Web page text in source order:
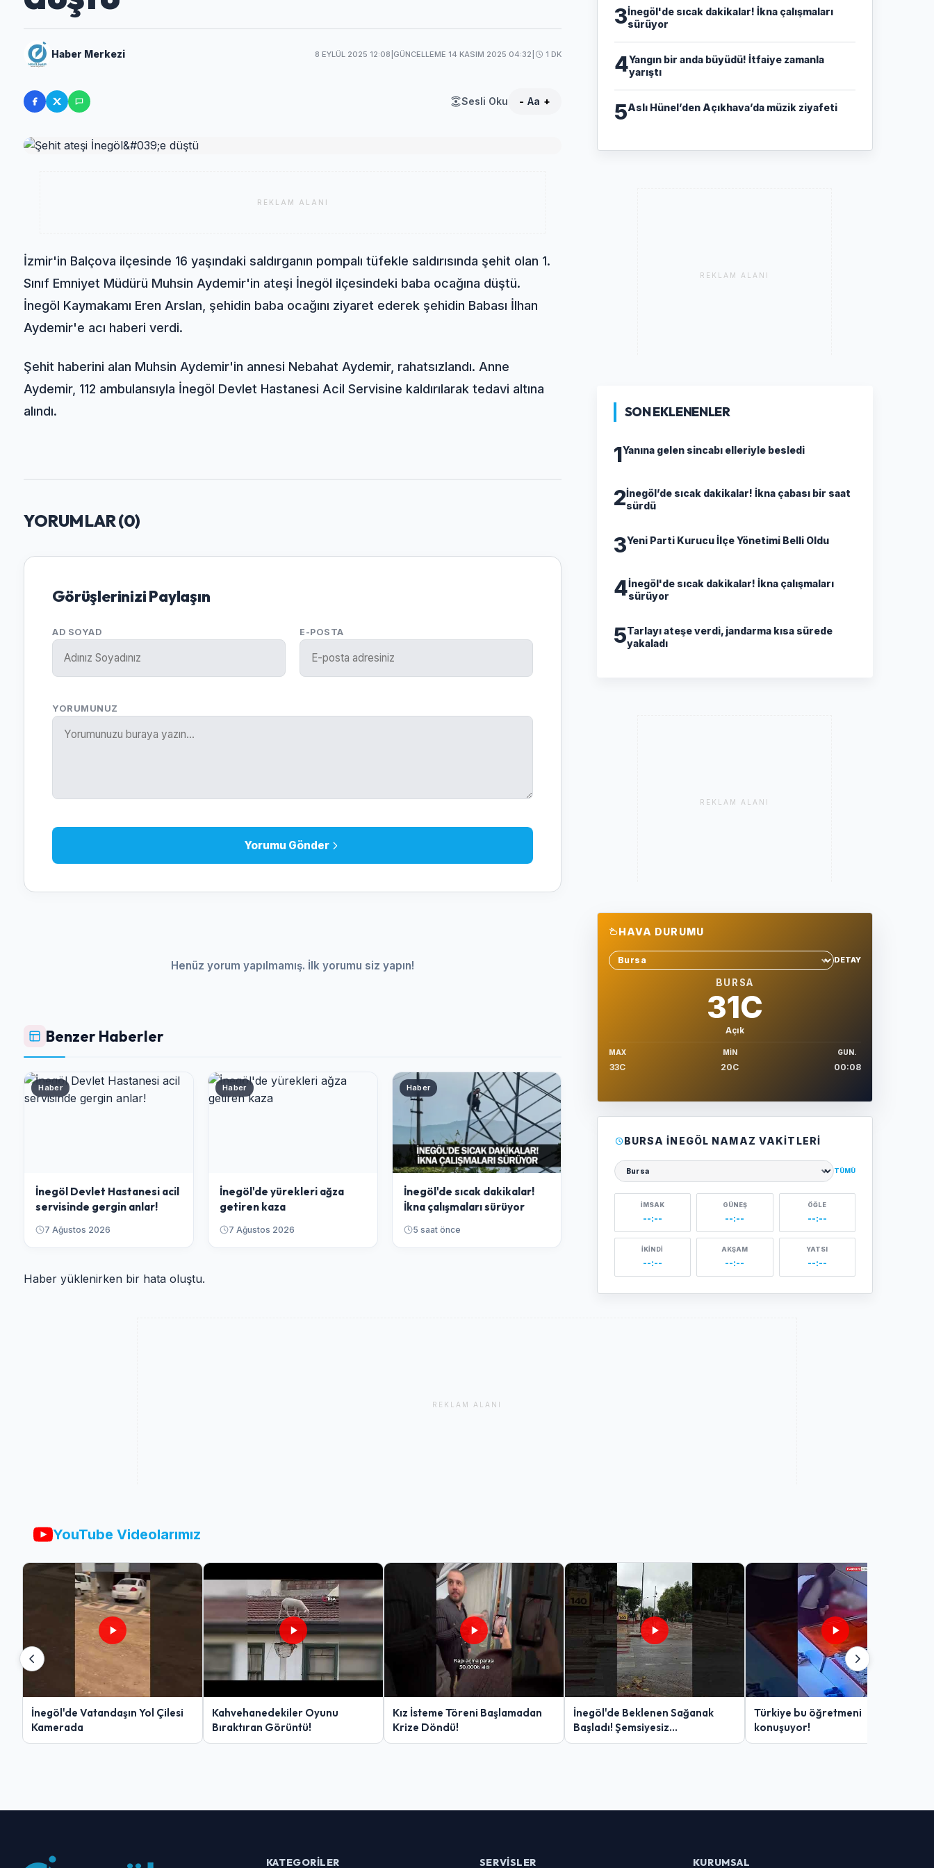
Haber Merkezi 8 EYLÜL 2025 12:08 GÜNCELLEME 14 KASIM 2025 04:32 1 DK
Sesli Oku - Aa +
REKLAM ALANI
İzmir'in Balçova ilçesinde 16 yaşındaki saldırganın pompalı tüfekle saldırısında şehit olan 1.
Sınıf Emniyet Müdürü Muhsin Aydemir'in ateşi İnegöl ilçesindeki baba ocağına düştü.
İnegöl Kaymakamı Eren Arslan, şehidin baba ocağını ziyaret ederek şehidin Babası İlhan
Aydemir'e acı haberi verdi.
Şehit haberini alan Muhsin Aydemir'in annesi Nebahat Aydemir, rahatsızlandı. Anne
Aydemir, 112 ambulansıyla İnegöl Devlet Hastanesi Acil Servisine kaldırılarak tedavi altına
alındı.
YORUMLAR (0)
Görüşlerinizi Paylaşın
AD SOYAD E-POSTA
YORUMUNUZ
Yorumu Gönder
Henüz yorum yapılmamış. İlk yorumu siz yapın!
Benzer Haberler
Haber
İnegöl Devlet Hastanesi acil
servisinde gergin anlar!
7 Ağustos 2026
Haber
İnegöl'de yürekleri ağza
getiren kaza
7 Ağustos 2026
Haber
İnegöl'de sıcak dakikalar!
İkna çalışmaları sürüyor
5 saat önce
Haber yüklenirken bir hata oluştu.
3İnegöl'de sıcak dakikalar! İkna çalışmaları
sürüyor
4Yangın bir anda büyüdü! İtfaiye zamanla
yarıştı
5Aslı Hünel’den Açıkhava’da müzik ziyafeti
REKLAM ALANI
SON EKLENENLER
1Yanına gelen sincabı elleriyle besledi
2İnegöl’de sıcak dakikalar! İkna çabası bir saat
sürdü
3Yeni Parti Kurucu İlçe Yönetimi Belli Oldu
4İnegöl'de sıcak dakikalar! İkna çalışmaları
sürüyor
5Tarlayı ateşe verdi, jandarma kısa sürede
yakaladı
REKLAM ALANI
HAVA DURUMU
Sehir sec
DETAY
BURSA
31C
Açık
MAX
33C
MIN
20C
GUN.
00:08
BURSA İNEGÖL NAMAZ VAKITLERI
Şehir seçin
TÜMÜ
İMSAK
--:--
GÜNEŞ
--:--
ÖĞLE
--:--
İKINDI
--:--
AKŞAM
--:--
YATSI
--:--
REKLAM ALANI
YouTube Videolarımız
İnegöl'de Vatandaşın Yol Çilesi
Kamerada
Kahvehanedekiler Oyunu
Bıraktıran Görüntü!
Kız İsteme Töreni Başlamadan
Krize Döndü!
İnegöl'de Beklenen Sağanak
Başladı! Şemsiyesiz
Yakalananlar Zor Anlar Yaşadı
Türkiye bu öğretmeni
konuşuyor!
KATEGORILER SERVISLER KURUMSAL